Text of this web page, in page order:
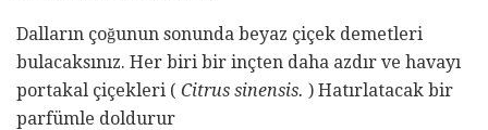
Dalların çoğunun sonunda beyaz çiçek demetleri
bulacaksınız. Her biri bir inçten daha azdır ve havayı
portakal çiçekleri ( Citrus sinensis. ) Hatırlatacak bir
parfümle doldurur